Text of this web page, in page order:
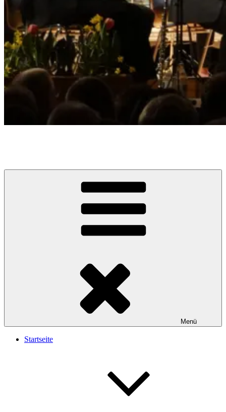
Menü
Startseite